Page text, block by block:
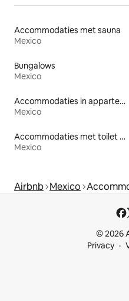
Accommodaties met sauna
Mexico
Bungalows
Mexico
Accommodaties in appartementen met diensten
Mexico
Accommodaties met toilet op toegankelijke hoogte
Mexico
Airbnb Mexico
© 2026
Privacy